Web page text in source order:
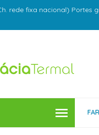
rede fixa nacional)